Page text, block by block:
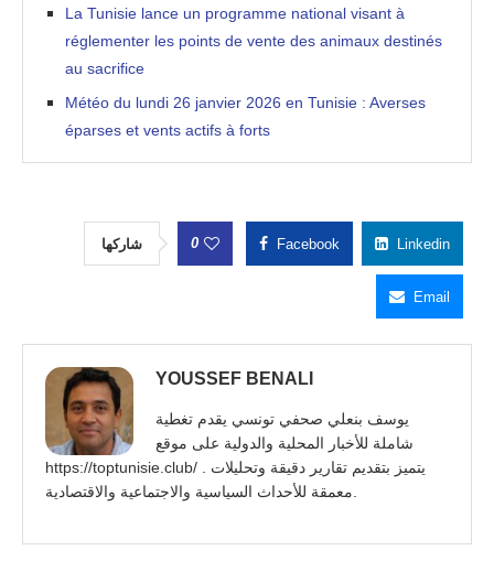
La Tunisie lance un programme national visant à
réglementer les points de vente des animaux destinés
au sacrifice
Météo du lundi 26 janvier 2026 en Tunisie : Averses
éparses et vents actifs à forts
شاركها 0 Facebook Linkedin
Email
YOUSSEF BENALI
يوسف بنعلي صحفي تونسي يقدم تغطية
شاملة للأخبار المحلية والدولية على موقع
https://toptunisie.club/ . يتميز بتقديم تقارير دقيقة وتحليلات
معمقة للأحداث السياسية والاجتماعية والاقتصادية.